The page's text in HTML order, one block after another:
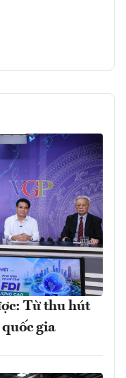
Từ thu hút
gia